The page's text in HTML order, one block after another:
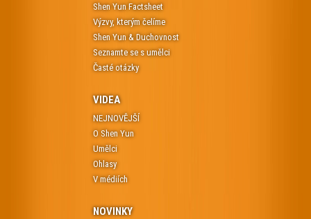
Shen Yun Factsheet
Výzvy, kterým čelíme
Shen Yun & Duchovnost
Seznamte se s umělci
Časté otázky
VIDEA
NEJNOVĚJŠÍ
O Shen Yun
Umělci
Ohlasy
V médiích
NOVINKY